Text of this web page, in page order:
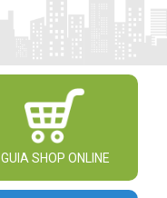
GUIA SHOP ONLINE